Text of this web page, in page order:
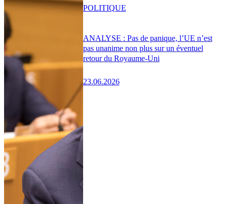
ANALYSE : Pas de panique, l’UE n’est
pas unanime non plus sur un éventuel
retour du Royaume-Uni
23.06.2026
POLITIQUE